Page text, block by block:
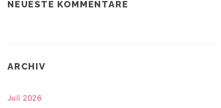
NEUESTE KOMMENTARE
ARCHIV
Juli 2026